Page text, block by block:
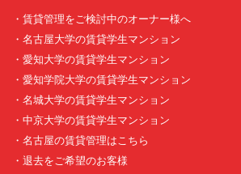
・賃貸管理をご検討中のオーナー様へ
・名古屋大学の賃貸学生マンション
・愛知大学の賃貸学生マンション
・愛知学院大学の賃貸学生マンション
・名城大学の賃貸学生マンション
・中京大学の賃貸学生マンション
・名古屋の賃貸管理はこちら
・退去をご希望のお客様